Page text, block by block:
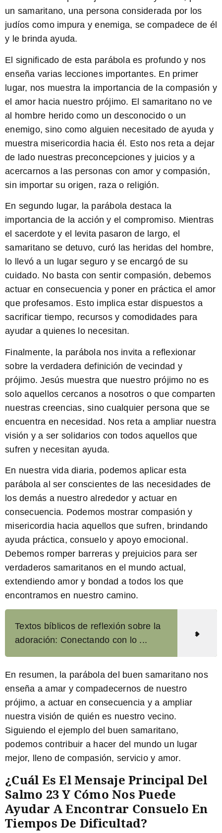
un samaritano, una persona considerada por los
judíos como impura y enemiga, se compadece de él
y le brinda ayuda.
El significado de esta parábola es profundo y nos
enseña varias lecciones importantes. En primer
lugar, nos muestra la importancia de la compasión y
el amor hacia nuestro prójimo. El samaritano no ve
al hombre herido como un desconocido o un
enemigo, sino como alguien necesitado de ayuda y
muestra misericordia hacia él. Esto nos reta a dejar
de lado nuestras preconcepciones y juicios y a
acercarnos a las personas con amor y compasión,
sin importar su origen, raza o religión.
En segundo lugar, la parábola destaca la
importancia de la acción y el compromiso. Mientras
el sacerdote y el levita pasaron de largo, el
samaritano se detuvo, curó las heridas del hombre,
lo llevó a un lugar seguro y se encargó de su
cuidado. No basta con sentir compasión, debemos
actuar en consecuencia y poner en práctica el amor
que profesamos. Esto implica estar dispuestos a
sacrificar tiempo, recursos y comodidades para
ayudar a quienes lo necesitan.
Finalmente, la parábola nos invita a reflexionar
sobre la verdadera definición de vecindad y
prójimo. Jesús muestra que nuestro prójimo no es
solo aquellos cercanos a nosotros o que comparten
nuestras creencias, sino cualquier persona que se
encuentra en necesidad. Nos reta a ampliar nuestra
visión y a ser solidarios con todos aquellos que
sufren y necesitan ayuda.
En nuestra vida diaria, podemos aplicar esta
parábola al ser conscientes de las necesidades de
los demás a nuestro alrededor y actuar en
consecuencia. Podemos mostrar compasión y
misericordia hacia aquellos que sufren, brindando
ayuda práctica, consuelo y apoyo emocional.
Debemos romper barreras y prejuicios para ser
verdaderos samaritanos en el mundo actual,
extendiendo amor y bondad a todos los que
encontramos en nuestro camino.
Textos bíblicos de reflexión sobre la
adoración: Conectando con lo ...
En resumen, la parábola del buen samaritano nos
enseña a amar y compadecernos de nuestro
prójimo, a actuar en consecuencia y a ampliar
nuestra visión de quién es nuestro vecino.
Siguiendo el ejemplo del buen samaritano,
podemos contribuir a hacer del mundo un lugar
mejor, lleno de compasión, servicio y amor.
¿Cuál Es El Mensaje Principal Del
Salmo 23 Y Cómo Nos Puede
Ayudar A Encontrar Consuelo En
Tiempos De Dificultad?